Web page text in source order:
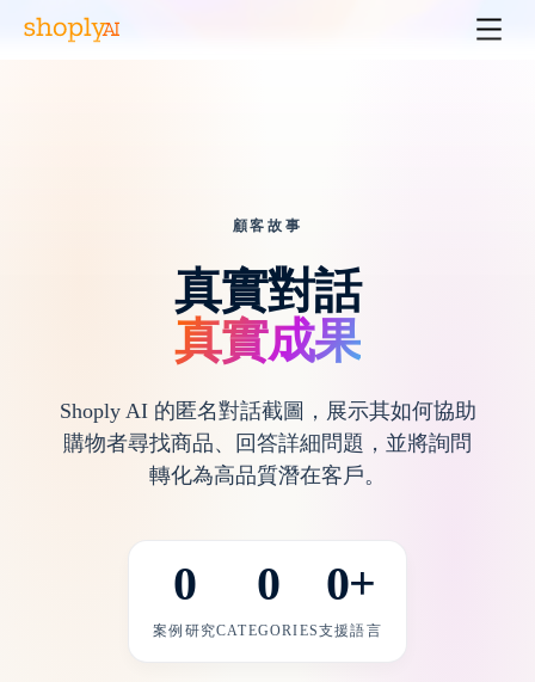
顧客故事
真實對話
真實成果
Shoply AI 的匿名對話截圖，展示其如何協助
購物者尋找商品、回答詳細問題，並將詢問
轉化為高品質潛在客戶。
0
案例研究
0
CATEGORIES
0+
支援語言